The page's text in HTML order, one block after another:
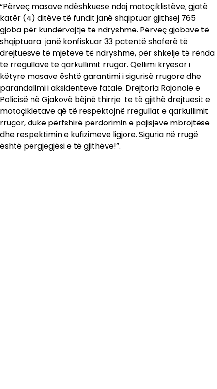
“Përveç masave ndëshkuese ndaj motoçiklistëve, gjatë
katër (4) ditëve të fundit janë shqiptuar gjithsej 765
gjoba për kundërvajtje të ndryshme. Përveç gjobave të
shqiptuara janë konfiskuar 33 patentë shoferë të
drejtuesve të mjeteve të ndryshme, për shkelje të rënda
të rregullave të qarkullimit rrugor. Qëllimi kryesor i
këtyre masave është garantimi i sigurisë rrugore dhe
parandalimi i aksidenteve fatale. Drejtoria Rajonale e
Policisë në Gjakovë bëjnë thirrje te të gjithë drejtuesit e
motoçikletave që të respektojnë rregullat e qarkullimit
rrugor, duke përfshirë përdorimin e pajisjeve mbrojtëse
dhe respektimin e kufizimeve ligjore. Siguria në rrugë
është përgjegjësi e të gjithëve!”.